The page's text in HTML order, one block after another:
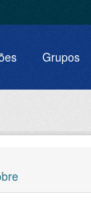
Grupos